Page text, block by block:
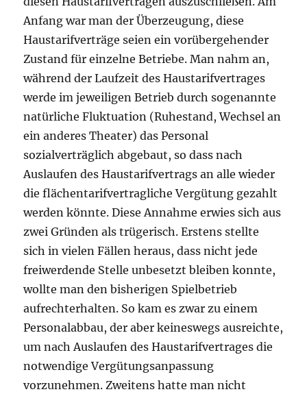
Anfang war man der Überzeugung, diese
Haustarifverträge seien ein vorübergehender
Zustand für einzelne Betriebe. Man nahm an,
während der Laufzeit des Haustarifvertrages
werde im jeweiligen Betrieb durch sogenannte
natürliche Fluktuation (Ruhestand, Wechsel an
ein anderes Theater) das Personal
sozialverträglich abgebaut, so dass nach
Auslaufen des Haustarifvertrags an alle wieder
die flächentarifvertragliche Vergütung gezahlt
werden könnte. Diese Annahme erwies sich aus
zwei Gründen als trügerisch. Erstens stellte
sich in vielen Fällen heraus, dass nicht jede
freiwerdende Stelle unbesetzt bleiben konnte,
wollte man den bisherigen Spielbetrieb
aufrechterhalten. So kam es zwar zu einem
Personalabbau, der aber keineswegs ausreichte,
um nach Auslaufen des Haustarifvertrages die
notwendige Vergütungsanpassung
vorzunehmen. Zweitens hatte man nicht